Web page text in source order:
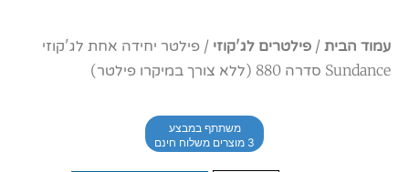
עמוד הבית / פילטרים לג'קוזי / פילטר יחידה אחת לג'קוזי
Sundance סדרה 880 (ללא צורך במיקרו פילטר)
משתתף במבצע
3 מוצרים משלוח חינם